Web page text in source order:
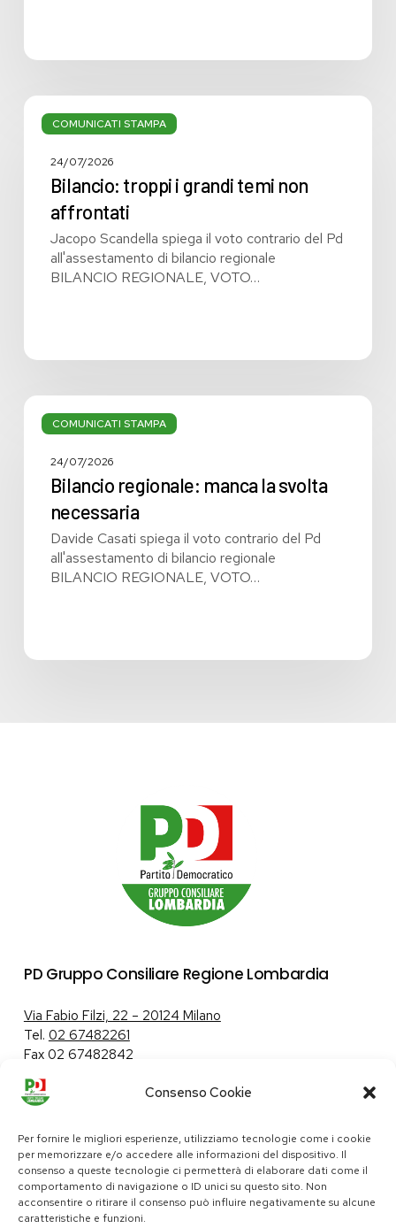
Consenso Cookie
Per fornire le migliori esperienze, utilizziamo tecnologie come i cookie
per memorizzare e/o accedere alle informazioni del dispositivo. Il
consenso a queste tecnologie ci permetterà di elaborare dati come il
comportamento di navigazione o ID unici su questo sito. Non
acconsentire o ritirare il consenso può influire negativamente su alcune
caratteristiche e funzioni.
COMUNICATI STAMPA
Bilancio:
troppi
grandi
affrontati
24/07/2026
Bilancio: troppi i grandi temi non
affrontati
Jacopo Scandella spiega il voto contrario del Pd
all'assestamento di bilancio regionale
BILANCIO REGIONALE, VOTO…
COMUNICATI STAMPA
Bilancio
regionale:
svolta
24/07/2026
Bilancio regionale: manca la svolta
necessaria
Davide Casati spiega il voto contrario del Pd
all'assestamento di bilancio regionale
BILANCIO REGIONALE, VOTO…
PD Gruppo Consiliare Regione Lombardia
Via Fabio Filzi, 22 – 20124 Milano
Tel. 02 67482261
Fax 02 67482842
Tutela dei dati personali|Politica sui cookie
pd@consiglio.regione.lombardia.it
ufficiostampa.pd@consiglio.regione.lombardia.it